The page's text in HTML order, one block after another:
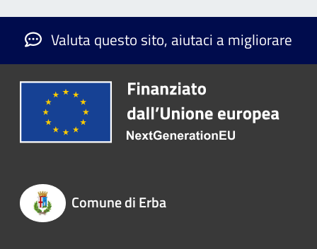
Valuta questo sito, aiutaci a migliorare
Comune di Erba